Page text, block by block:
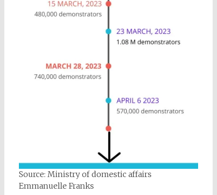
Source: Ministry of domestic affairs
Emmanuelle Franks